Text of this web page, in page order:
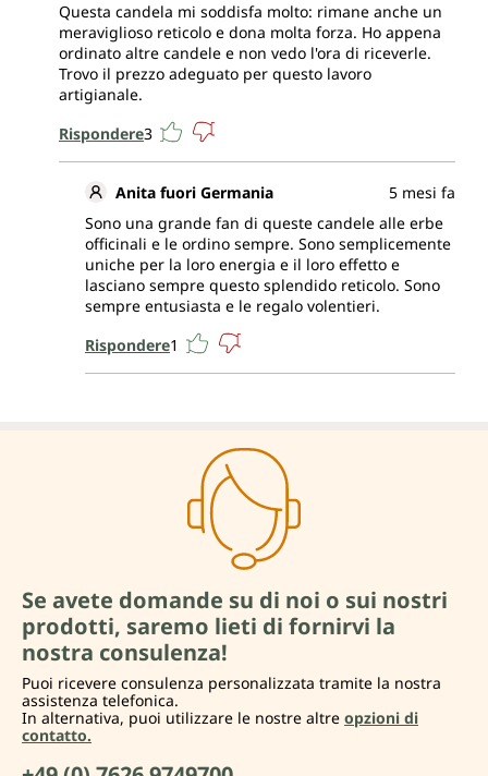
Questa candela mi soddisfa molto: rimane anche un
meraviglioso reticolo e dona molta forza. Ho appena
ordinato altre candele e non vedo l'ora di riceverle.
Trovo il prezzo adeguato per questo lavoro
artigianale.
Rispondere3
Anita fuori Germania
5 mesi fa
Sono una grande fan di queste candele alle erbe
officinali e le ordino sempre. Sono semplicemente
uniche per la loro energia e il loro effetto e
lasciano sempre questo splendido reticolo. Sono
sempre entusiasta e le regalo volentieri.
Rispondere1
Se avete domande su di noi o sui nostri
prodotti, saremo lieti di fornirvi la
nostra consulenza!
Puoi ricevere consulenza personalizzata tramite la nostra
assistenza telefonica.
In alternativa, puoi utilizzare le nostre altre opzioni di
contatto.